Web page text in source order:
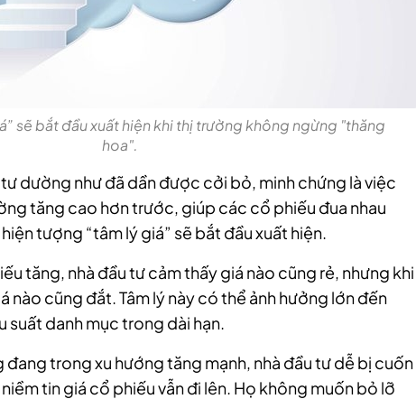
sẽ bắt đầu xuất hiện khi thị trường không ngừng "thăng
hoa".
dường như đã dần được cởi bỏ, minh chứng là việc
tăng cao hơn trước, giúp các cổ phiếu đua nhau
tượng “tâm lý giá” sẽ bắt đầu xuất hiện.
tăng, nhà đầu tư cảm thấy giá nào cũng rẻ, nhưng khi
nào cũng đắt. Tâm lý này có thể ảnh hưởng lớn đến
suất danh mục trong dài hạn.
đang trong xu hướng tăng mạnh, nhà đầu tư dễ bị cuốn
tin giá cổ phiếu vẫn đi lên. Họ không muốn bỏ lỡ